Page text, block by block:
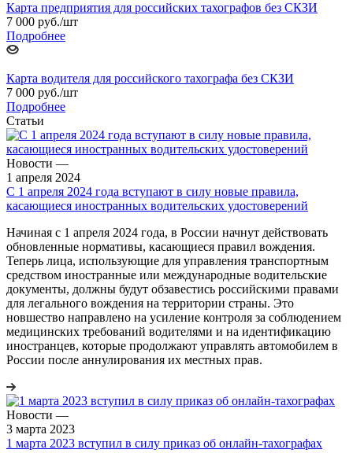
Карта предприятия для российских тахографов без СКЗИ
7 000 руб./шт
Подробнее
Карта водителя для российского тахографа без СКЗИ
7 000 руб./шт
Подробнее
Статьи
Новости —
1 апреля 2024
С 1 апреля 2024 года вступают в силу новые правила,
касающиеся иностранных водительских удостоверений
Начиная с 1 апреля 2024 года, в России начнут действовать
обновленные нормативы, касающиеся правил вождения.
Теперь лица, использующие для управления транспортным
средством иностранные или международные водительские
документы, должны будут обзавестись российскими правами
для легального вождения на территории страны. Это
новшество направлено на усиление контроля за соблюдением
медицинских требований водителями и на идентификацию
иностранцев, которые продолжают управлять автомобилем в
России после аннулирования их местных прав.
Новости —
3 марта 2023
1 марта 2023 вступил в силу приказ об онлайн-тахографах